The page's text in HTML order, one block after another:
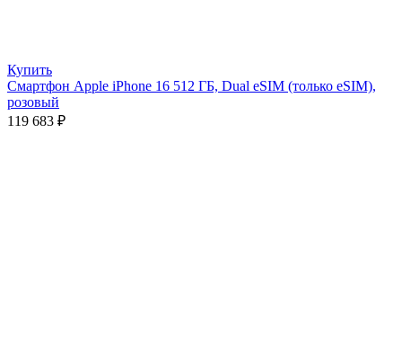
Купить
Смартфон Apple iPhone 16 512 ГБ, Dual eSIM (только eSIM),
розовый
119 683 ₽